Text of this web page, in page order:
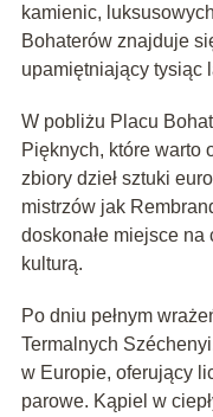
kamienic,
Bohaterów znajduje
upamiętniający tysiąc
W pobliżu Placu
Pięknych, które warto
zbiory dzieł sztuki
mistrzów jak
doskonałe miejsce
kulturą.
Po dniu pełnym
Termalnych
w Europie, oferujący
parowe. Kąpiel w